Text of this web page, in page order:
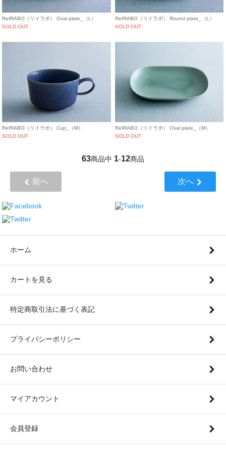
ReIRABO（リイラボ） Oval plate_（L）
SOLD OUT
ReIRABO（リイラボ） Round plate_（L）
SOLD OUT
ReIRABO（リイラボ） Cup_（M）
SOLD OUT
ReIRABO（リイラボ） Oval plate_（M）
SOLD OUT
63商品中 1-12商品
前へ 次へ
ホーム
カートを見る
特定商取引法に基づく表記
プライバシーポリシー
お問い合わせ
マイアカウント
会員登録